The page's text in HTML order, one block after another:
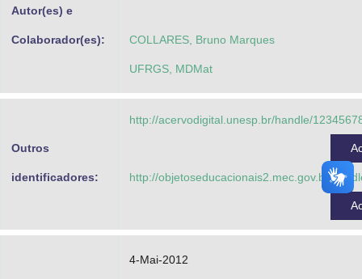
Autor(es) e
Colaborador(es): COLLARES, Bruno Marques
UFRGS, MDMat
Outros
identificadores:
http://acervodigital.unesp.br/handle/
http://objetoseducacionais2.mec.gov.br/
4-Mai-2012